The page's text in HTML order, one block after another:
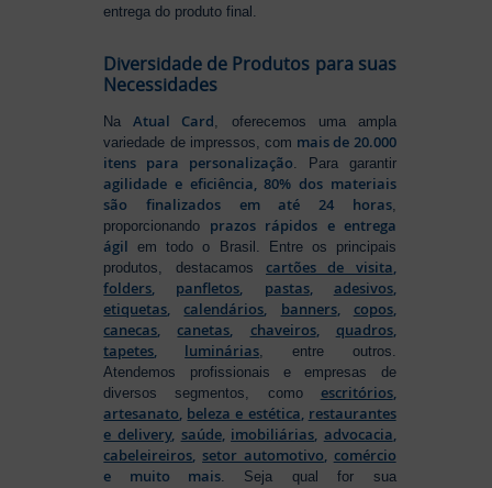
entrega do produto final.
Diversidade de Produtos para suas
Necessidades
NaAtual Card, oferecemos uma ampla
variedade de impressos, com mais de 20.000
itens para personalização. Para garantir
agilidade e eficiência, 80% dos materiais
são finalizados em até 24 horas,
proporcionando prazos rápidos e entrega
ágil em todo o Brasil. Entre os principais
produtos, destacamos cartões de visita,
folders, panfletos, pastas, adesivos,
etiquetas,calendários, banners, copos,
canecas,canetas, chaveiros, quadros,
tapetes, luminárias, entre outros.
Atendemos profissionais e empresas de
diversos segmentos, como escritórios,
artesanato, beleza e estética, restaurantes
e delivery, saúde, imobiliárias, advocacia,
cabeleireiros, setor automotivo, comércio
e muito mais. Seja qual for sua